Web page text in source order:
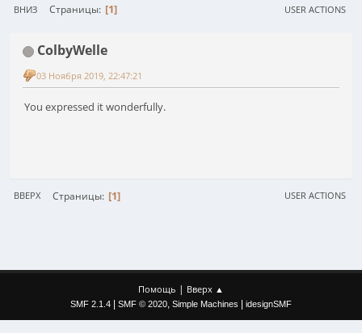
ВНИЗ Страницы 1 USER ACTIONS
ColbyWelle
03 Ноября 2019, 22:47:21
You expressed it wonderfully.
ВВЕРХ Страницы 1 USER ACTIONS
Помощь | Вверх ▲
SMF 2.1.4 SMF © 2020, Simple Machines idesignSMF